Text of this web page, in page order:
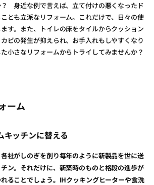
身近な例で言えば、立て付けの悪くなったド
とも立派なリフォーム。これだけで、日々の使
す。また、トイレの床をタイルからクッション
ビの発生が抑えられ、お手入れもしやすくなり
小さなリフォームからトライしてみませんか？
ーム
ッチンに替える
社がしのぎを削り毎年のように新製品を世に送
ン。それだけに、新築時のものと格段の進歩が
ることでしょう。IHクッキングヒーターや食洗